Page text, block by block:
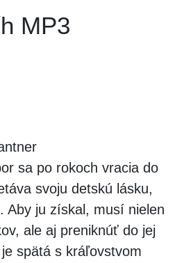
MP3
sa po rokoch vracia do
svoju detskú lásku,
Aby ju získal, musí nielen
ale aj preniknúť do jej
spätá s kráľovstvom